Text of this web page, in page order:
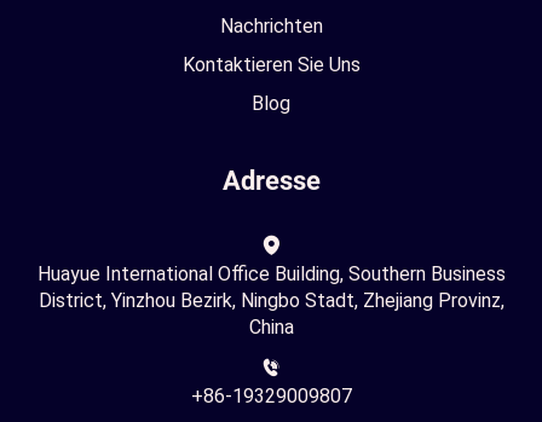
Nachrichten
Kontaktieren Sie Uns
Blog
Adresse
Huayue International Office Building, Southern Business
District, Yinzhou Bezirk, Ningbo Stadt, Zhejiang Provinz,
China
+86-19329009807